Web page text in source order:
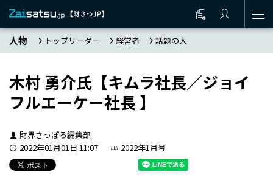
人物 トップリーダー 経営者 話題の人
木村 勇介氏【キムラ社長／ジョイ
フルエーケー社長 】
財界さっぽろ編集部
2022年01月01日 11:07
2022年1月号